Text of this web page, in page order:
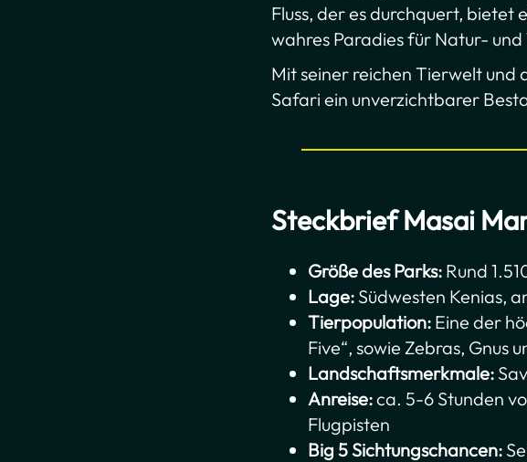
Fluss, der es durchquert, bietet
wahres Paradies für Natur-
Mit seiner reichen Tierwelt und
Safari ein unverzichtbarer
Steckbrief Masai
Größe des Parks: Rund
Lage: Südwesten Kenias,
Tierpopulation: Eine der
Five“, sowie Zebras, Gnus
Landschaftsmerkmale:
Anreise:ca. 5-6 Stunden
Flugpisten
Big 5 Sichtungschancen: